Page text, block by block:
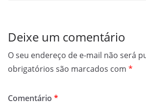
Deixe um comentário
O seu endereço de e-mail não será
obrigatórios são marcados com *
Comentário *